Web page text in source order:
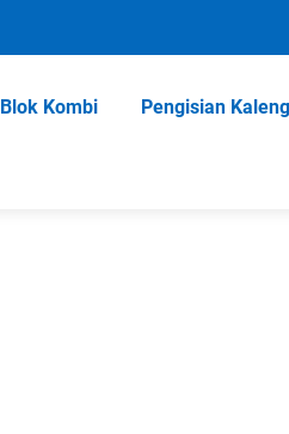
Blok Kombi Pengisian Kaleng